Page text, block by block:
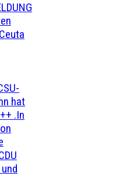
hat
.In